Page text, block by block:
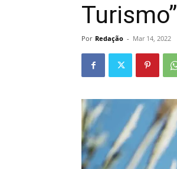
Turismo”
Por Redação - Mar 14, 2022